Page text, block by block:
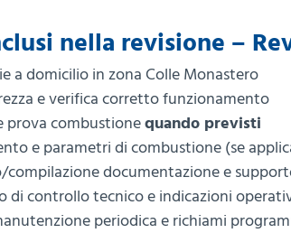
nella revisione –
a domicilio in zona Colle Monastero
e verifica corretto funzionamento
prova combustionequando previsti
e parametri di combustione (se
documentazione e
di controllo tecnico e indicazioni
periodica e richiami